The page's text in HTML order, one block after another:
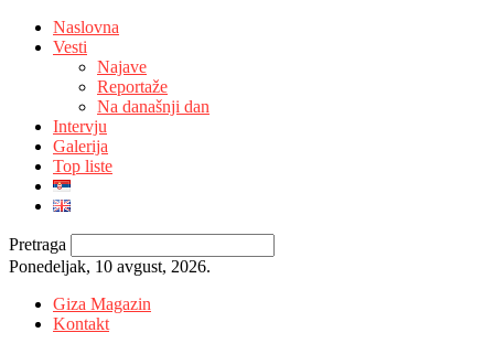
Naslovna
Vesti
Najave
Reportaže
Na današnji dan
Intervju
Galerija
Top liste
Pretraga
Ponedeljak, 10 avgust, 2026.
Giza Magazin
Kontakt